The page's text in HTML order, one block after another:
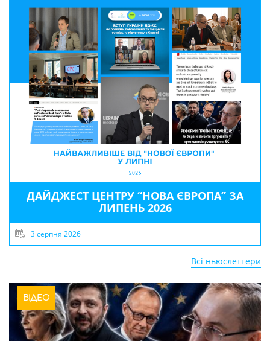
ДАЙДЖЕСТ ЦЕНТРУ “НОВА ЄВРОПА” ЗА
ЛИПЕНЬ 2026
3 серпня 2026
Всі ньюслеттери
ВІДЕО